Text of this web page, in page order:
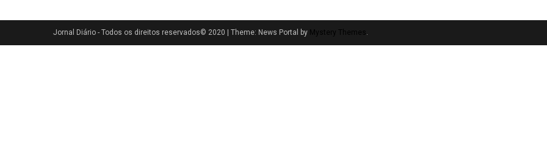
Jornal Diário - Todos os direitos reservados© 2020 Theme: News Portal by Mystery Themes .